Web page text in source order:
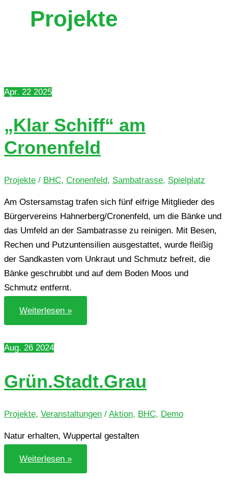
Projekte
Apr. 22 2025
„Klar Schiff“ am
Cronenfeld
Projekte / BHC, Cronenfeld, Sambatrasse, Spielplatz
Am Oster­sams­tag trafen sich fünf eif­ri­ge Mit­glie­der des
Bür­ger­ver­eins Hahnerberg/​Cronenfeld, um die Bänke und
das Umfeld an der Sam­ba­tras­se zu rei­ni­gen. Mit Besen,
Rechen und Putz­un­ten­si­li­en aus­ge­stat­tet, wurde flei­ßig
der Sand­kas­ten vom Unkraut und Schmutz befreit, die
Bänke geschrubbt und auf dem Boden Moos und
Schmutz entfernt.
„Klar
Schiff“
am
Weiterlesen »
Aug. 26 2024
Grün.Stadt.Grau
Projekte, Veranstaltungen / Aktion, BHC, Demo
Natur erhal­ten, Wup­per­tal gestalten
Grün.Stadt.Grau
Weiterlesen »